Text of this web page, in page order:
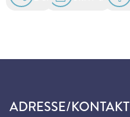
ADRESSE/KONTAKT